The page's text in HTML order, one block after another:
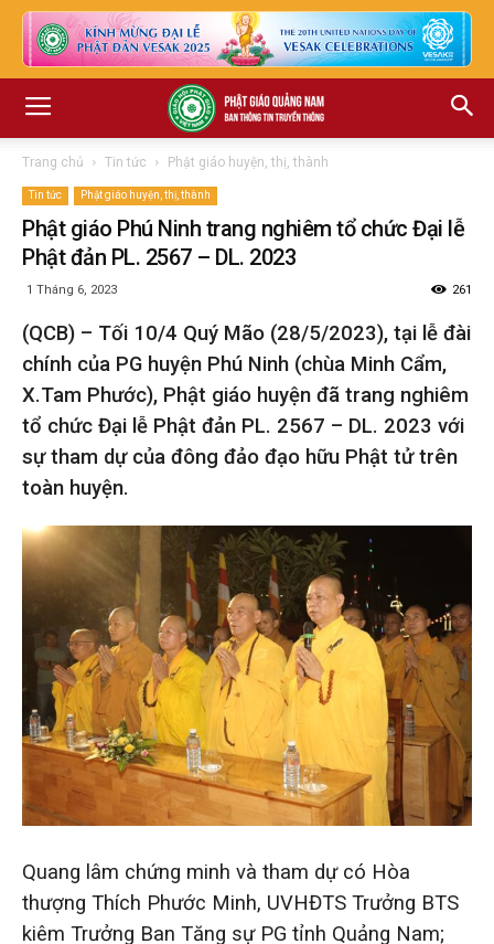
Trang chủ Tin tức Phật giáo huyện, thị, thành
Tin tức Phật giáo huyện, thị, thành
Phật giáo Phú Ninh trang nghiêm tổ chức Đại lễ
Phật đản PL. 2567 – DL. 2023
1 Tháng 6, 2023 261
(QCB) – Tối 10/4 Quý Mão (28/5/2023), tại lễ đài
chính của PG huyện Phú Ninh (chùa Minh Cẩm,
X.Tam Phước), Phật giáo huyện đã trang nghiêm
tổ chức Đại lễ Phật đản PL. 2567 – DL. 2023 với
sự tham dự của đông đảo đạo hữu Phật tử trên
toàn huyện.
Quang lâm chứng minh và tham dự có Hòa
thượng Thích Phước Minh, UVHĐTS Trưởng BTS
kiêm Trưởng Ban Tăng sự PG tỉnh Quảng Nam;